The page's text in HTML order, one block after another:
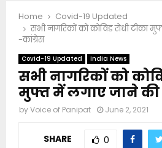
Home
Covid-19 Updated
सभी नागरिकों को कोविड रोधी टीका
-कांग्रेस
Covid-19 Updated India News
सभी नागरिकों को
मुफ्त में लगाए जाने की
byVoice of Panipat June 2, 2021
SHARE 0